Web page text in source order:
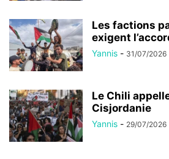
Les factions
exigent
Yannis - 31/07/2026
Le Chili
Cisjordanie
Yannis - 29/07/2026